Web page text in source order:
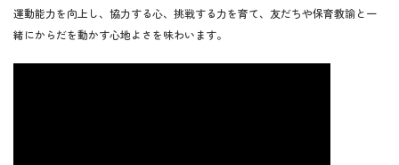
運動能力を向上し、協力する心、挑戦する力を育て、友だちや保育教諭と一
緒にからだを動かす心地よさを味わいます。